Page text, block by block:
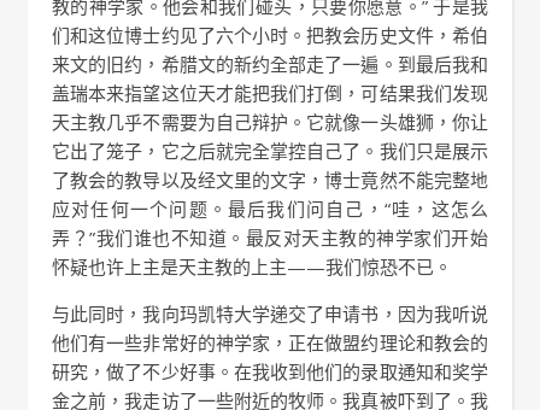
教的神学家。他会和我们碰头，只要你愿意。” 于是我
们和这位博士约见了六个小时。把教会历史文件，希伯
来文的旧约，希腊文的新约全部走了一遍。到最后我和
盖瑞本来指望这位天才能把我们打倒，可结果我们发现
天主教几乎不需要为自己辩护。它就像一头雄狮，你让
它出了笼子，它之后就完全掌控自己了。我们只是展示
了教会的教导以及经文里的文字，博士竟然不能完整地
应对任何一个问题。最后我们问自己，“哇，这怎么
弄？”我们谁也不知道。最反对天主教的神学家们开始
怀疑也许上主是天主教的上主——我们惊恐不已。
与此同时，我向玛凯特大学递交了申请书，因为我听说
他们有一些非常好的神学家，正在做盟约理论和教会的
研究，做了不少好事。在我收到他们的录取通知和奖学
金之前，我走访了一些附近的牧师。我真被吓到了。我